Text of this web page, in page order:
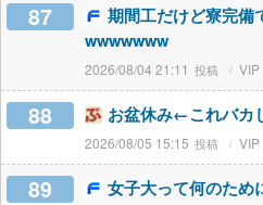
87
期間工だけど寮完備
wwwwwww
2026/08/04 21:11 VIP
88 お盆休み←これバカ
2026/08/05 15:15 VIP
89 女子大って何のため